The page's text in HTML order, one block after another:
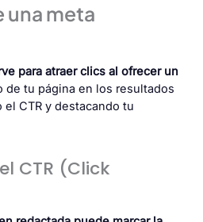
una meta
para atraer clics al ofrecer un
de tu página en los resultados
CTR y destacando tu
CTR (Click